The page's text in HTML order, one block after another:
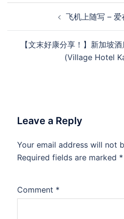
navigation 飞机上随写 – 爱
【文末好康分享！】新加坡
(Village Hotel
Leave a Reply
Your email address will not
Required fields are marked *
Comment *